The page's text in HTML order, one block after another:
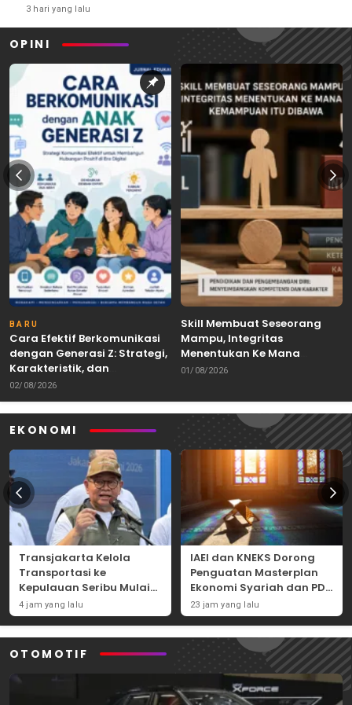
3 hari yang lalu
OPINI
BARU
Cara Efektif Berkomunikasi
dengan Generasi Z: Strategi,
Karakteristik, dan
Tantangannya
02/08/2026
Skill Membuat Seseorang
Mampu, Integritas
Menentukan Ke Mana
Kemampuan Itu Dibawa
01/08/2026
EKONOMI
Transjakarta Kelola
Transportasi ke
Kepulauan Seribu Mulai
2027, Pramono: Lebih
Mudah dan Efisien
4 jam yang lalu
IAEI dan KNEKS Dorong
Penguatan Masterplan
Ekonomi Syariah dan PDB
Syariah Indonesia
23 jam yang lalu
OTOMOTIF